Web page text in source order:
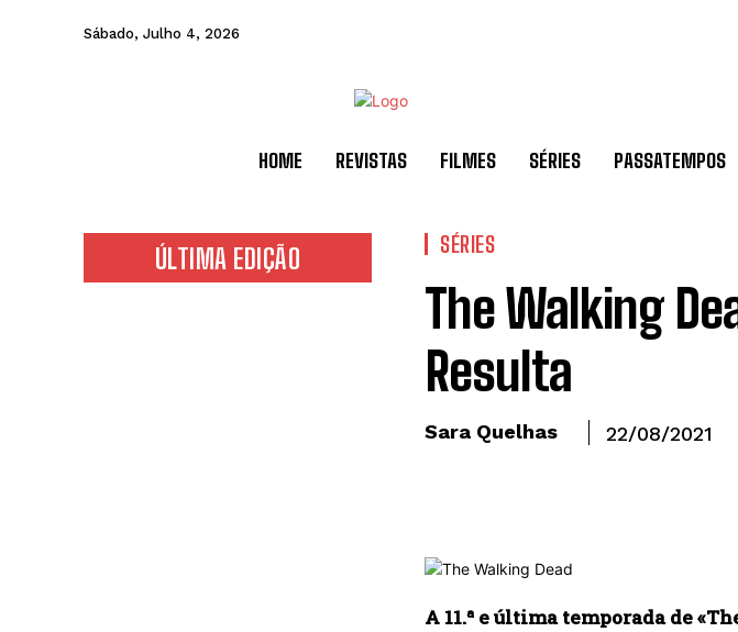
Sábado, Julho 4, 2026
HOME REVISTAS FILMES SÉRIES PASSATEMPOS
ÚLTIMA EDIÇÃO SÉRIES
The Walking
Resulta
Sara Quelhas 22/08/2021
A 11.ª e última temporada de